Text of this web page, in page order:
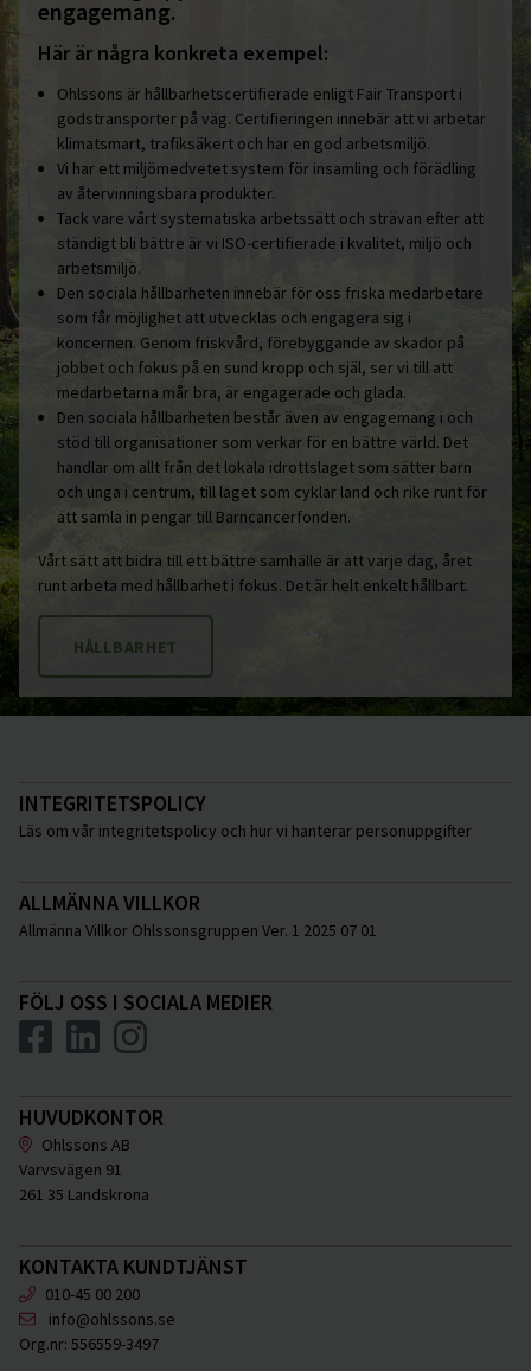
engagemang.
Här är några konkreta exempel:
Ohlssons är hållbarhetscertifierade enligt Fair Transport i
godstransporter på väg. Certifieringen innebär att vi arbetar
klimatsmart, trafiksäkert och har en god arbetsmiljö.
Vi har ett miljömedvetet system för insamling och förädling
av återvinningsbara produkter.
Tack vare vårt systematiska arbetssätt och strävan efter att
ständigt bli bättre är vi ISO-certifierade i kvalitet, miljö och
arbetsmiljö.
Den sociala hållbarheten innebär för oss friska medarbetare
som får möjlighet att utvecklas och engagera sig i
koncernen. Genom friskvård, förebyggande av skador på
jobbet och fokus på en sund kropp och själ, ser vi till att
medarbetarna mår bra, är engagerade och glada.
Den sociala hållbarheten består även av engagemang i och
stöd till organisationer som verkar för en bättre värld. Det
handlar om allt från det lokala idrottslaget som sätter barn
och unga i centrum, till laget som cyklar land och rike runt för
att samla in pengar till Barncancerfonden.
Vårt sätt att bidra till ett bättre samhälle är att varje dag, året
runt arbeta med hållbarhet i fokus. Det är helt enkelt hållbart.
HÅLLBARHET
INTEGRITETSPOLICY
Läs om vår integritetspolicy och hur vi hanterar personuppgifter
ALLMÄNNA VILLKOR
Allmänna Villkor Ohlssonsgruppen Ver. 1 2025 07 01
FÖLJ OSS I SOCIALA MEDIER
HUVUDKONTOR
Ohlssons AB
Varvsvägen 91
261 35 Landskrona
KONTAKTA KUNDTJÄNST
010-45 00 200
info@ohlssons.se
Org.nr: 556559-3497